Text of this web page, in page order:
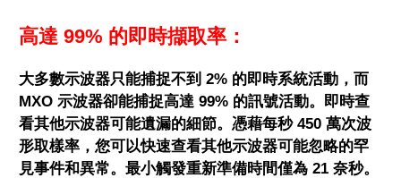
高達 99% 的即時擷取率：
大多數示波器只能捕捉不到 2% 的即時系統活動，而
MXO 示波器卻能捕捉高達 99% 的訊號活動。即時查
看其他示波器可能遺漏的細節。憑藉每秒 450 萬次波
形取樣率，您可以快速查看其他示波器可能忽略的罕
見事件和異常。最小觸發重新準備時間僅為 21 奈秒。